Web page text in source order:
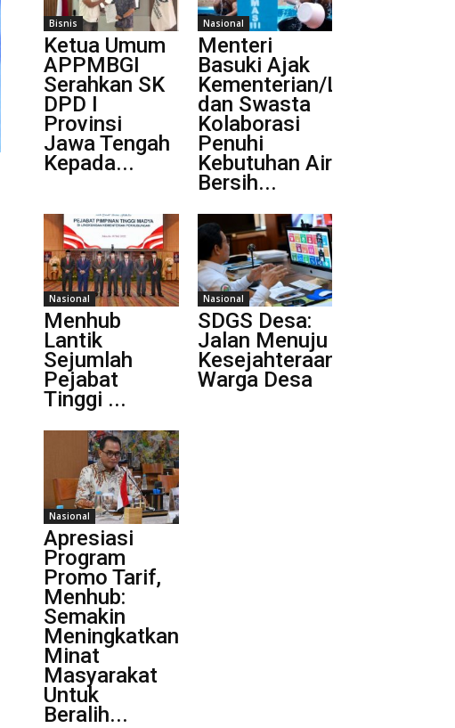
Bisnis
Ketua Umum
APPMBGI
Serahkan SK
DPD I
Provinsi
Jawa Tengah
Kepada...
Nasional
Menteri
Basuki Ajak
Kementerian/Lembaga
dan Swasta
Kolaborasi
Penuhi
Kebutuhan Air
Bersih...
Nasional
Menhub
Lantik
Sejumlah
Pejabat
Tinggi ...
Nasional
SDGS Desa:
Jalan Menuju
Kesejahteraan
Warga Desa
Nasional
Apresiasi
Program
Promo Tarif,
Menhub:
Semakin
Meningkatkan
Minat
Masyarakat
Untuk
Beralih...